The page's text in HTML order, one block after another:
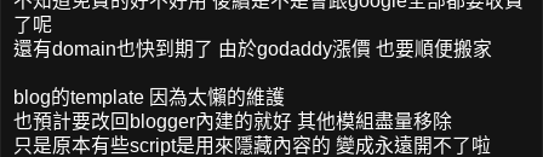
了呢
還有domain也快到期了 由於godaddy漲價 也要順便搬家
blog的template 因為太懶的維護
也預計要改回blogger內建的就好 其他模組盡量移除
只是原本有些script是用來隱藏內容的 變成永遠開不了啦